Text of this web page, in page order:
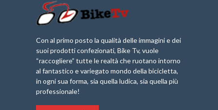
Con al primo posto la qualità delle immagini e dei
suoi prodotti confezionati, Bike Tv, vuole
“raccogliere” tutte le realtà che ruotano intorno
al fantastico e variegato mondo della bicicletta,
in ogni sua forma, sia quella ludica, sia quella più
professionale!